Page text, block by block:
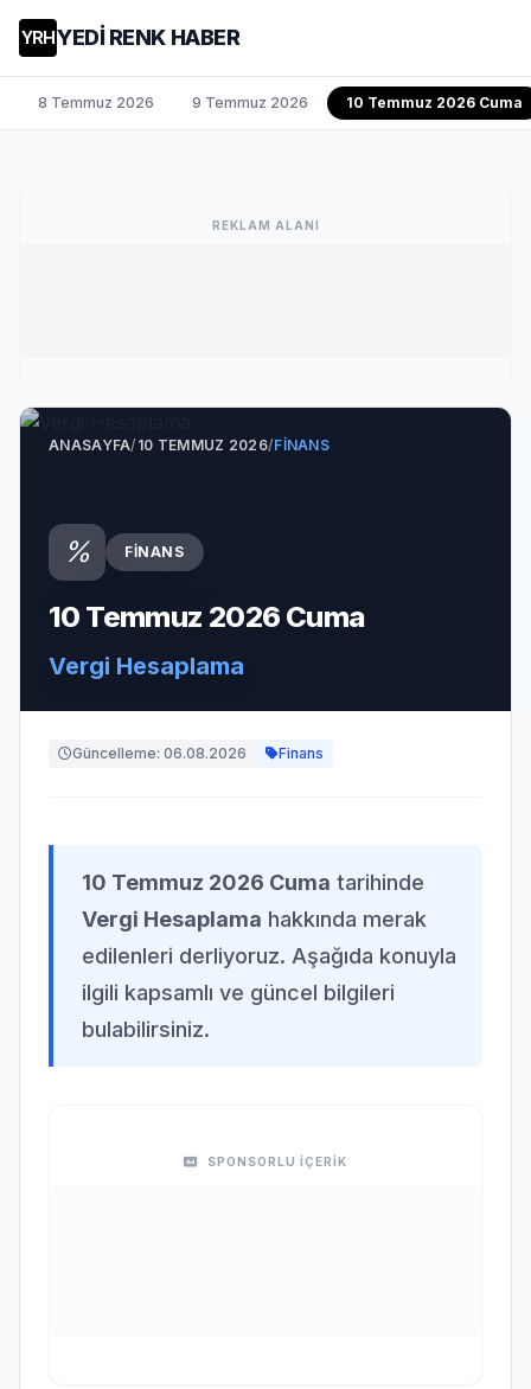
YRHYEDİ RENK HABER
8 Temmuz 2026 9 Temmuz 2026 10 Temmuz 2026 Cuma
REKLAM ALANI
ANASAYFA/10 TEMMUZ 2026/FINANS
FINANS
10 Temmuz 2026 Cuma
Vergi Hesaplama
Güncelleme: 06.08.2026 Finans
10 Temmuz 2026 Cuma tarihinde
Vergi Hesaplama hakkında merak
edilenleri derliyoruz. Aşağıda konuyla
ilgili kapsamlı ve güncel bilgileri
bulabilirsiniz.
SPONSORLU İÇERİK